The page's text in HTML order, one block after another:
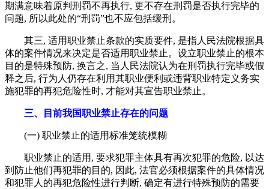
期满意味着原判刑罚不再执行, 更不存在刑罚是否执行完毕的
问题, 所以此处的“刑罚”也不应包括缓刑。
其三, 适用职业禁止条款的实质要件, 是指人民法院根据具
体的案件情况来决定是否适用职业禁止。设立职业禁止的根本
目的是特殊预防, 换言之, 当人民法院认为在刑罚执行完毕或假
释之后, 行为人仍存在利用其职业便利或违背职业特定义务实
施犯罪的再犯危险性时, 才能对其宣告职业禁止。
三、目前我国职业禁止存在的问题
(一) 职业禁止的适用标准笼统模糊
职业禁止的适用, 要求犯罪主体具有再次犯罪的危险, 以达
到防止他们再犯罪的目的, 因此, 法官必须根据案件的具体情况
和犯罪人的再犯危险性进行判断, 确定有进行特殊预防的需要